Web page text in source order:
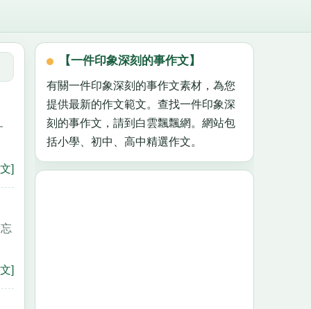
]
]
【一件印象深刻的事作文】
有關一件印象深刻的事作文素材，為您
提供最新的作文範文。查找一件印象深
刻的事作文，請到白雲飄飄網。網站包
括小學、初中、高中精選作文。